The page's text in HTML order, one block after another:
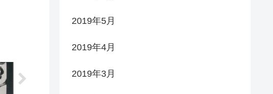
2019年5月
2019年4月
2019年3月